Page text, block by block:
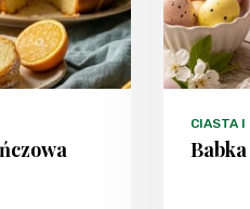
CIASTA I